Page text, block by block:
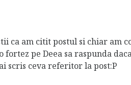
ca am citit postul si chiar am
fortez pe Deea sa raspunda
scris ceva referitor la post:P